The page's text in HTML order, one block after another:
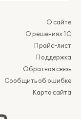
О сайте
О решениях 1С
Прайс-лист
Поддержка
Обратная связь
Сообщить об ошибке
Карта сайта